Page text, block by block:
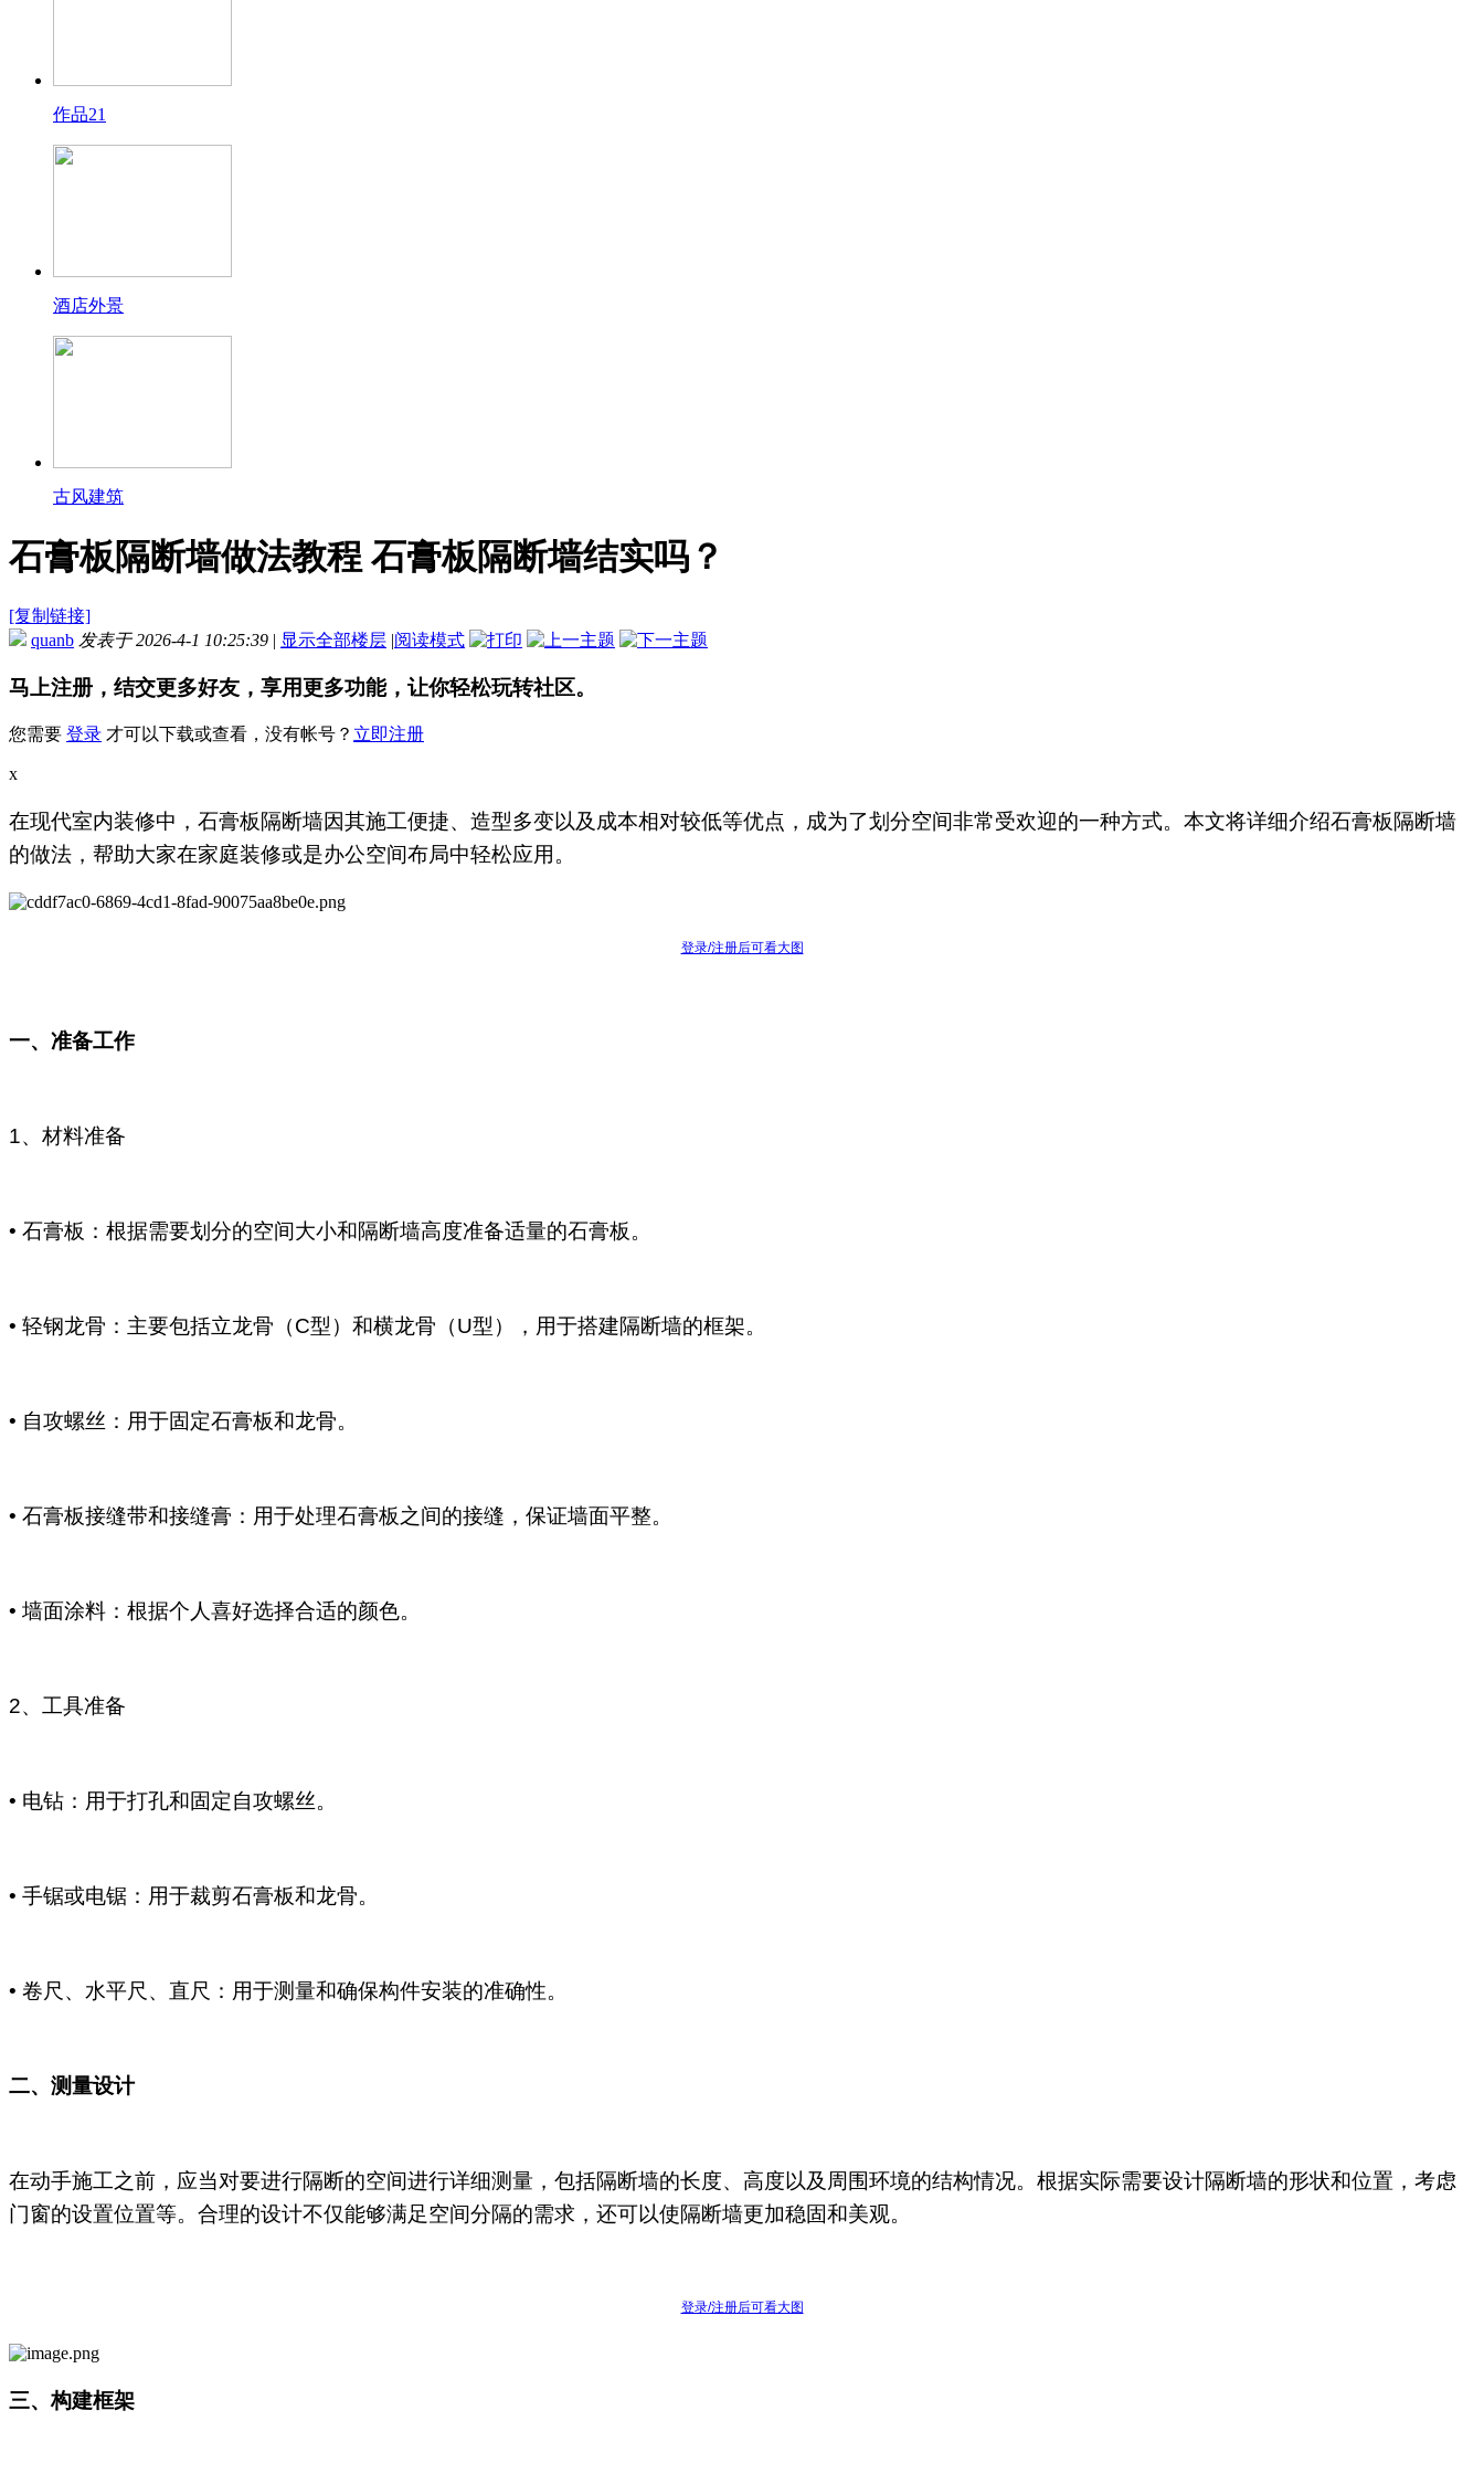
作品21
酒店外景
古风建筑
石膏板隔断墙做法教程 石膏板隔断墙结实吗？
[复制链接]
quanb 发表于 2026-4-1 10:25:39 | 显示全部楼层 |阅读模式
马上注册，结交更多好友，享用更多功能，让你轻松玩转社区。
您需要 登录 才可以下载或查看，没有帐号？ 立即注册
x
在现代室内装修中，石膏板隔断墙因其施工便捷、造型多变以及成本相对较低等优点，成为了划分空间非常受欢迎的一种方式。本文将详细介绍石膏板隔断墙
的做法，帮助大家在家庭装修或是办公空间布局中轻松应用。
登录/注册后可看大图
一、准备工作
1、材料准备
• 石膏板：根据需要划分的空间大小和隔断墙高度准备适量的石膏板。
• 轻钢龙骨：主要包括立龙骨（C型）和横龙骨（U型），用于搭建隔断墙的框架。
• 自攻螺丝：用于固定石膏板和龙骨。
• 石膏板接缝带和接缝膏：用于处理石膏板之间的接缝，保证墙面平整。
• 墙面涂料：根据个人喜好选择合适的颜色。
2、工具准备
• 电钻：用于打孔和固定自攻螺丝。
• 手锯或电锯：用于裁剪石膏板和龙骨。
• 卷尺、水平尺、直尺：用于测量和确保构件安装的准确性。
二、测量设计
在动手施工之前，应当对要进行隔断的空间进行详细测量，包括隔断墙的长度、高度以及周围环境的结构情况。根据实际需要设计隔断墙的形状和位置，考虑
门窗的设置位置等。合理的设计不仅能够满足空间分隔的需求，还可以使隔断墙更加稳固和美观。
登录/注册后可看大图
三、构建框架